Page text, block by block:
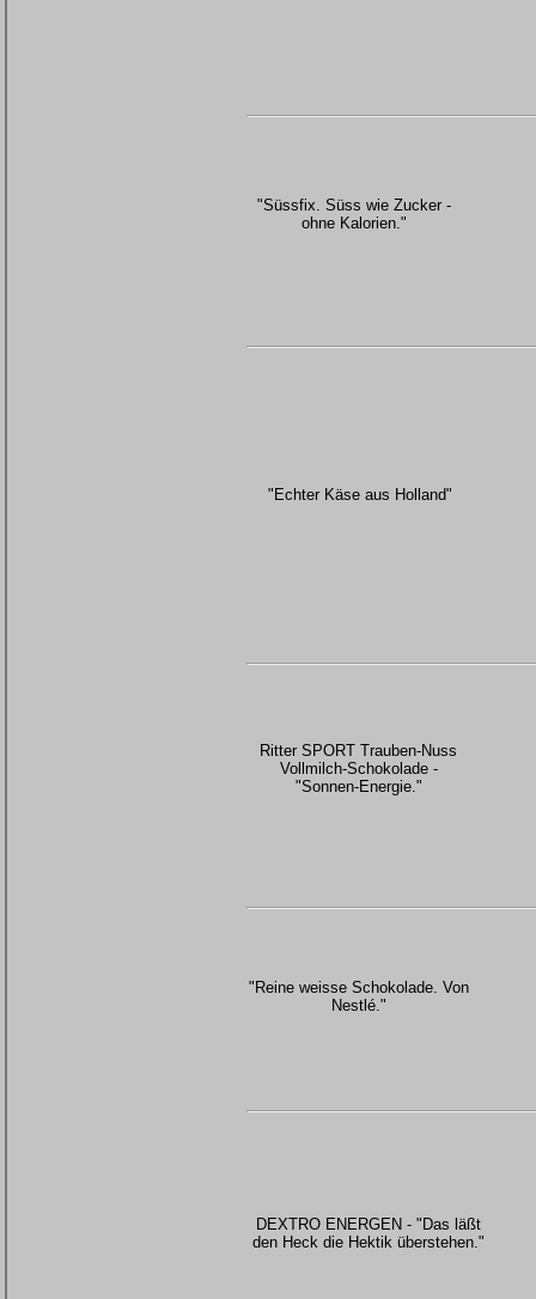
"Süssfix. Süss wie Zucker -
ohne Kalorien."
"Echter Käse aus Holland"
Ritter SPORT Trauben-Nuss
Vollmilch-Schokolade -
"Sonnen-Energie."
"Reine weisse Schokolade. Von
Nestlé."
DEXTRO ENERGEN - "Das läßt
den Heck die Hektik überstehen."